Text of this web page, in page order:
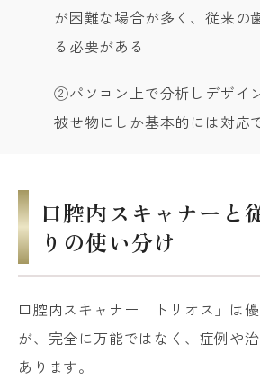
が困難な場合が多く、従来の
る必要がある
②パソコン上で分析しデザイ
被せ物にしか基本的には対応
口腔内スキャナーと
りの使い分け
口腔内スキャナー「トリオス」は
が、完全に万能ではなく、症例や
あります。